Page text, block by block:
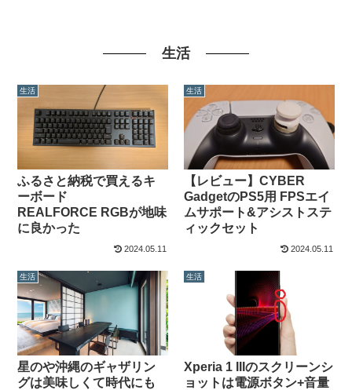
生活
生活
ふるさと納税で買えるキ
ーボード
REALFORCE RGBが地味
に良かった
2024.05.11
生活
【レビュー】CYBER
GadgetのPS5用 FPSエイ
ムサポート&アシストステ
ィックセット
2024.05.11
生活
星のや沖縄のギャザリン
グは美味しくて時代にも
生活
Xperia 1 IIIのスクリーンシ
ョットは電源ボタン+音量